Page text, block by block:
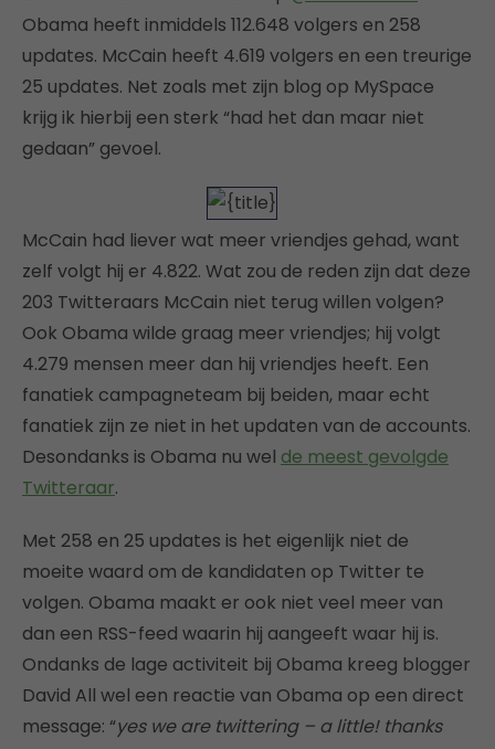
Obama heeft inmiddels 112.648 volgers en 258
updates. McCain heeft 4.619 volgers en een treurige
25 updates. Net zoals met zijn blog op MySpace
krijg ik hierbij een sterk “had het dan maar niet
gedaan” gevoel.
McCain had liever wat meer vriendjes gehad, want
zelf volgt hij er 4.822. Wat zou de reden zijn dat deze
203 Twitteraars McCain niet terug willen volgen?
Ook Obama wilde graag meer vriendjes; hij volgt
4.279 mensen meer dan hij vriendjes heeft. Een
fanatiek campagneteam bij beiden, maar echt
fanatiek zijn ze niet in het updaten van de accounts.
Desondanks is Obama nu wel de meest gevolgde
Twitteraar.
Met 258 en 25 updates is het eigenlijk niet de
moeite waard om de kandidaten op Twitter te
volgen. Obama maakt er ook niet veel meer van
dan een RSS-feed waarin hij aangeeft waar hij is.
Ondanks de lage activiteit bij Obama kreeg blogger
David All wel een reactie van Obama op een direct
message: “yes we are twittering – a little! thanks